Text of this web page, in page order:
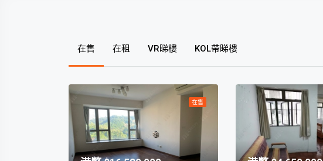
在售 在租 VR睇樓 KOL帶睇樓
在售